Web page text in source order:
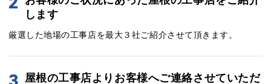
します
厳選した地場の工事店を最大３社ご紹介させて頂きます。
屋根の工事店よりお客様へご連絡させていただ